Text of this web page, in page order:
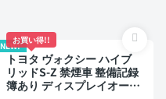
NEW!
お買い得!!
トヨタ ヴォクシー ハイブ
リッドS-Z 禁煙車 整備記録
簿あり ディスプレイオーデ